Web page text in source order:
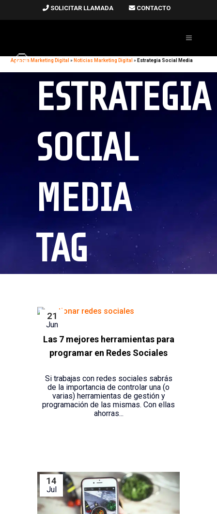
SOLICITAR LLAMADA CONTACTO
Agencia Marketing Digital » Noticias Marketing Digital » Estrategia Social Media
ESTRATEGIA
SOCIAL
MEDIA
TAG
21
Jun
Las 7 mejores herramientas para
programar en Redes Sociales
Si trabajas con redes sociales sabrás
de la importancia de controlar una (o
varias) herramientas de gestión y
programación de las mismas. Con ellas
ahorras...
14
Jul